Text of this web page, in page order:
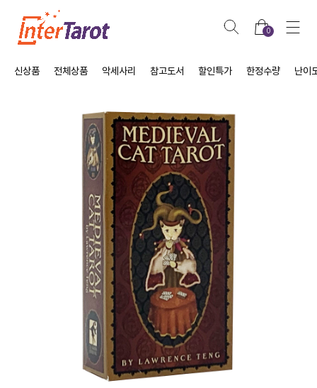
0
신상품 전체상품 악세사리 참고도서 할인특가 한정수량 난이